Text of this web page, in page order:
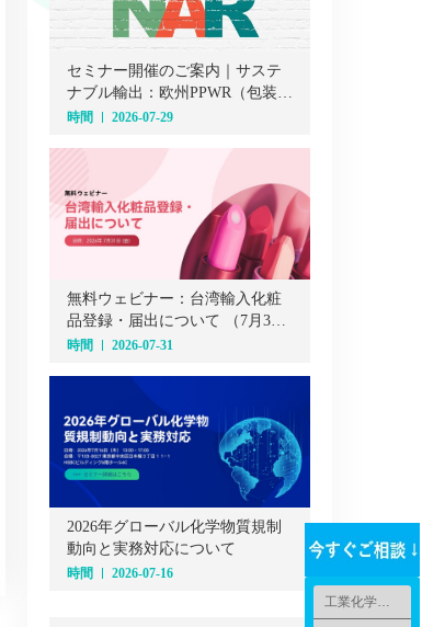
セミナー開催のご案内｜サステ
ナブル輸出：欧州PPWR（包装・
包装廃棄物規則）オンラインセ
時間 2026-07-29
無料ウェビナー：台湾輸入化粧
品登録・届出について （7月31
日）
時間 2026-07-31
2026年グローバル化学物質規制
動向と実務対応について
時間 2026-07-16
工業化学品法規